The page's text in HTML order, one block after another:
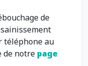
de
téléphone au
de notre page